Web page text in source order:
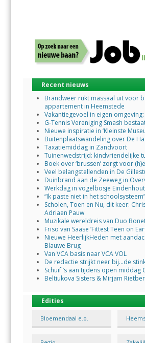
Recent nieuws
Brandweer rukt massaal uit voor
appartement in Heemstede
Vakantiegevoel in eigen
G-Tennis Vereniging Smash
Nieuwe inspiratie in ‘Kleinste
Buitenplaatswandeling over De
Taxatiemiddag in Zandvoort
Tuinenwedstrijd: kindvriendelijke
Boek over ‘brussen’ zorgt voor
Veel belangstellenden in De
Duinbrand aan de Zeeweg in
Werkdag in vogelbosje Eindenhout
“Ik paste niet in het schoolsysteem”
Scholen, Toen en Nu, dit keer:
Adriaen Pauw
Muzikale wereldreis van Duo
Friso van Saase ‘Fittest Teen on
Nieuwe HeerlijkHeden met
Blauwe Brug
Van VCA basis naar VCA VOL
De redactie strijkt neer bij…de
Schuif ’s aan tijdens open middag
Beltiukova Sisters & Mirjam
Edities
Bloemendaal e.o.